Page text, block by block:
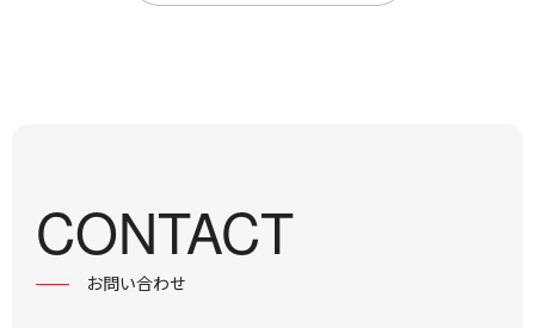
CONTACT
お問い合わせ